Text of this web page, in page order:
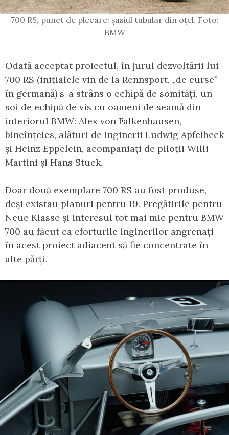
700 RS, punct de plecare: șasiul tubular din oțel. Foto:
BMW
Odată acceptat proiectul, în jurul dezvoltării lui
700 RS (inițialele vin de la Rennsport, „de curse”
în germană) s-a strâns o echipă de somități, un
soi de echipă de vis cu oameni de seamă din
interiorul BMW: Alex von Falkenhausen,
bineînțeles, alături de inginerii Ludwig Apfelbeck
și Heinz Eppelein, acompaniați de piloții Willi
Martini și Hans Stuck.
Doar două exemplare 700 RS au fost produse,
deși existau planuri pentru 19. Pregătirile pentru
Neue Klasse și interesul tot mai mic pentru BMW
700 au făcut ca eforturile inginerilor angrenați
în acest proiect adiacent să fie concentrate în
alte părți.